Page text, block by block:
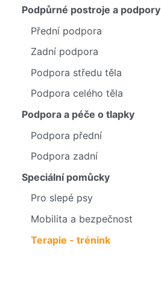
Podpůrné postroje a podpory
Přední podpora
Zadní podpora
Podpora středu těla
Podpora celého těla
Podpora a péče o tlapky
Podpora přední
Podpora zadní
Speciální pomůcky
Pro slepé psy
Mobilita a bezpečnost
Terapie - trénink